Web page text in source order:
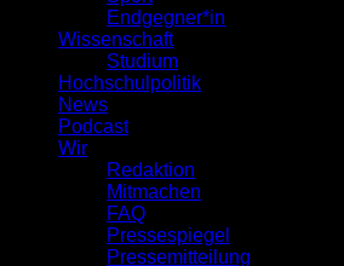
Endgegner*in
Wissenschaft
Studium
Hochschulpolitik
News
Podcast
Wir
Redaktion
Mitmachen
FAQ
Pressespiegel
Pressemitteilung